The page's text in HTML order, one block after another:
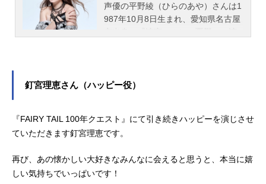
声優の平野綾（ひらのあや）さんは1
987年10月8日生まれ、愛知県名古屋
す。こちらでは、平野綾さんのオス
釘宮理恵さん（ハッピー役）
『FAIRY TAIL 100年クエスト』にて引き続きハッピーを演じさせ
ていただきます釘宮理恵です。
再び、あの懐かしい大好きなみんなに会えると思うと、本当に嬉
しい気持ちでいっぱいです！